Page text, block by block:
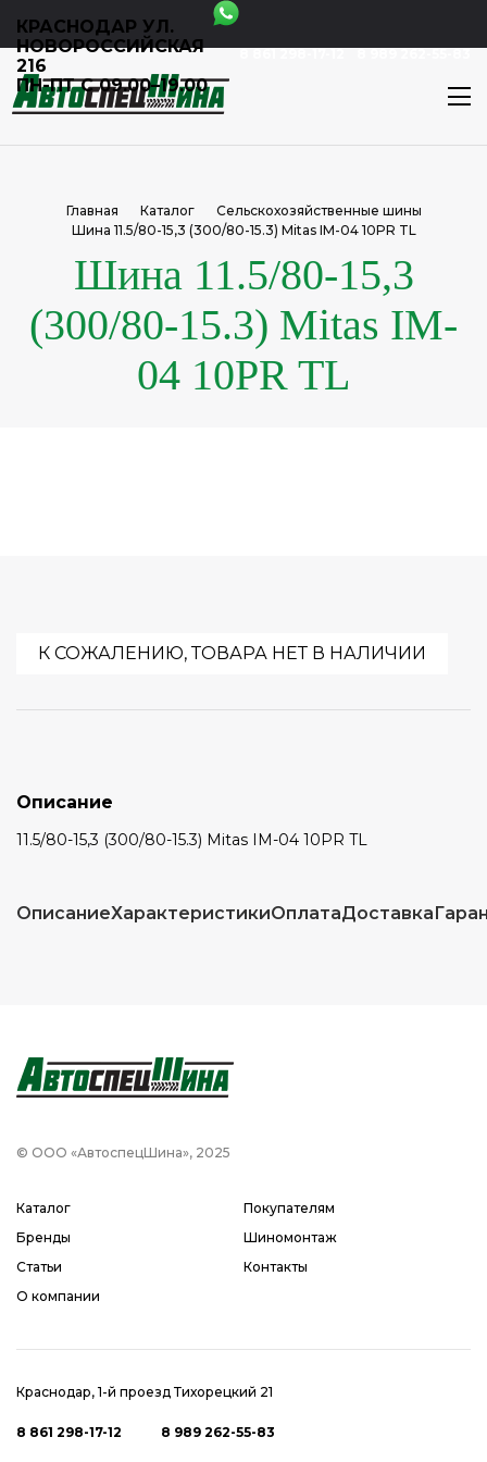
КРАСНОДАР УЛ.
НОВОРОССИЙСКАЯ
216
ПН-ПТ С 09.00–19.00
8 861 298-17-12 8 989 262-55-83
Главная Каталог
Сельскохозяйственные шины
Шина 11.5/80-15,3 (300/80-15.3) Мitаs IM-04 10PR TL
Шина 11.5/80-15,3
(300/80-15.3) Мitаs IM-
04 10PR TL
К СОЖАЛЕНИЮ, ТОВАРА НЕТ В НАЛИЧИИ
Описание
11.5/80-15,3 (300/80-15.3) Мitаs IM-04 10PR TL
ОписаниеХарактеристикиОплатаДоставка
© ООО «АвтоспецШина», 2025
Каталог
Бренды
Статьи
О компании
Покупателям
Шиномонтаж
Контакты
Краснодар, 1-й проезд Тихорецкий 21
8 861 298-17-12 8 989 262-55-83